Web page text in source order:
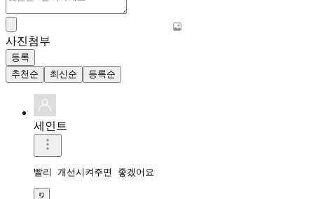
사진첨부
등록
추천순
최신순 등록순
세인트
빨리 개선시켜주면 좋겠어요